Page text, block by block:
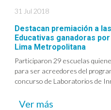
31 Jul 2018
Destacan premiación a
Educativas ganadoras
Lima Metropolitana
Participaron 29 escuelas
para ser acreedores del
concurso de Laboratorios de
Ver más